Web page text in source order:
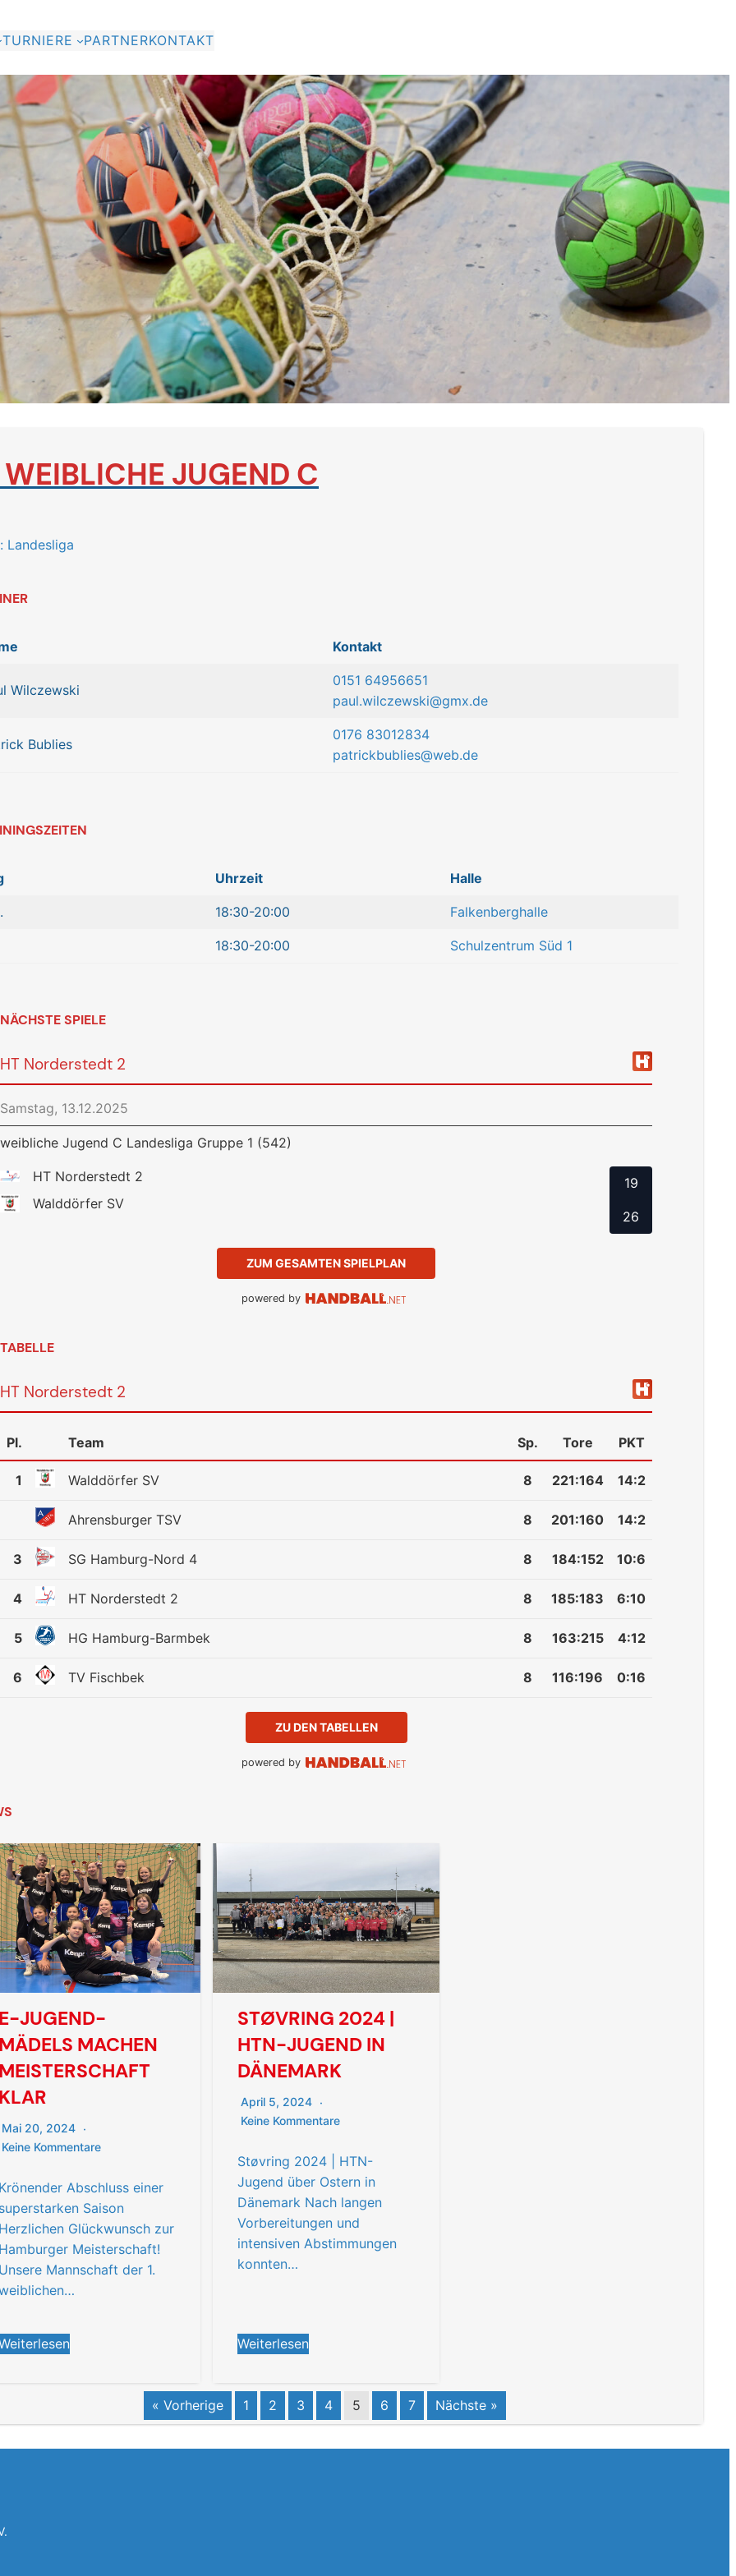
TURNIERE PARTNERKONTAKT
WEIBLICHE JUGEND C
Landesliga
Kontakt
Wilczewski
0151 64956651
paul.wilczewski@gmx.de
Bublies
0176 83012834
patrickbublies@web.de
Uhrzeit Halle
18:30-20:00 Falkenberghalle
18:30-20:00 Schulzentrum Süd 1
NÄCHSTE SPIELE
HT Norderstedt 2
Samstag, 13.12.2025
weibliche Jugend C Landesliga Gruppe 1 (542)
HT Norderstedt 2
Walddörfer SV
19
26
ZUM GESAMTEN SPIELPLAN
powered by
TABELLE
HT Norderstedt 2
Pl. Team Sp. Tore PKT
1 Walddörfer SV 8 221:164 14:2
Ahrensburger TSV 8 201:160 14:2
3 SG Hamburg-Nord 4 8 184:152 10:6
4 HT Norderstedt 2 8 185:183 6:10
5 HG Hamburg-Barmbek 8 163:215 4:12
6 TV Fischbek 8 116:196 0:16
ZU DEN TABELLEN
powered by
JUGEND-
MACHEN
Mai 20, 2024
Keine Kommentare
Abschluss einer
Saison
Glückwunsch zur
Meisterschaft!
Mannschaft der 1.
STØVRING 2024 |
HTN-JUGEND IN
DÄNEMARK
April 5, 2024
Keine Kommentare
Støvring 2024 | HTN-
Jugend über Ostern in
Dänemark Nach langen
Vorbereitungen und
intensiven Abstimmungen
konnten…
Weiterlesen
« Vorherige 1 2 3 4 5 6 7 Nächste »